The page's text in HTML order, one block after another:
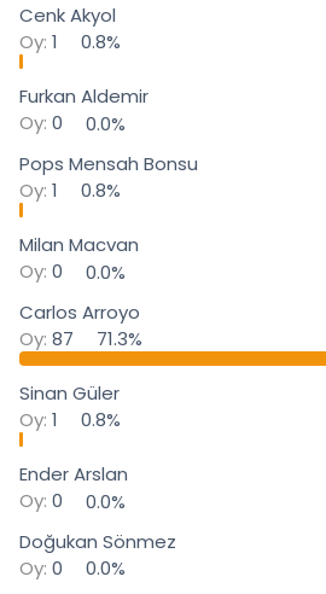
Cenk Akyol
Oy: 1 0.8%
Furkan Aldemir
Oy: 0
0.0%
Pops Mensah Bonsu
Oy: 1 0.8%
Milan Macvan
Oy: 0
0.0%
Carlos Arroyo
Oy: 87 71.3%
Sinan Güler
Oy: 1 0.8%
Ender Arslan
Oy: 0
0.0%
Doğukan Sönmez
Oy: 0
0.0%